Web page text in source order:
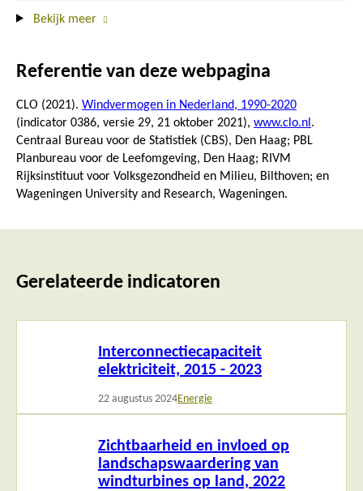
Bekijk meer
Referentie van deze webpagina
CLO (2021). Windvermogen in Nederland, 1990-2020
(indicator 0386, versie 29, 21 oktober 2021), www.clo.nl .
Centraal Bureau voor de Statistiek (CBS), Den Haag; PBL
Planbureau voor de Leefomgeving, Den Haag; RIVM
Rijksinstituut voor Volksgezondheid en Milieu, Bilthoven; en
Wageningen University and Research, Wageningen.
Gerelateerde indicatoren
Interconnectiecapaciteit
elektriciteit, 2015 - 2023
22 augustus 2024Energie
Zichtbaarheid en invloed op
landschapswaardering van
windturbines op land, 2022